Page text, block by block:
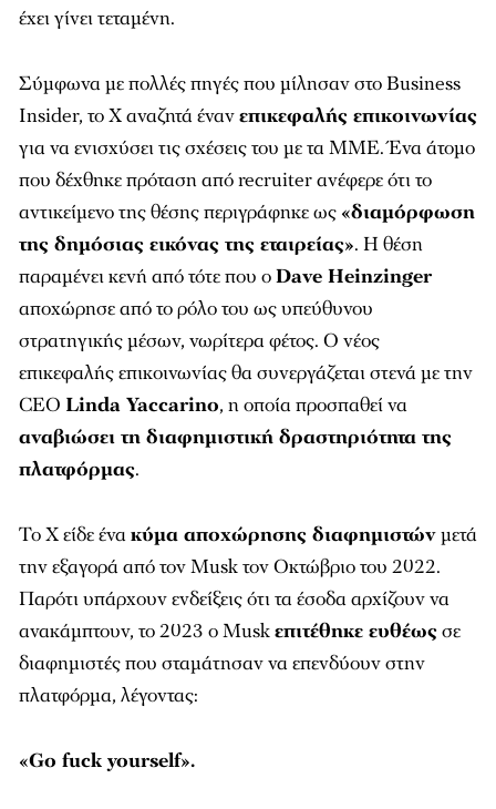
έχει γίνει τεταμένη.
Σύμφωνα με πολλές πηγές που μίλησαν στοBusiness
Insider, το X αναζητά ένανεπικεφαλής επικοινωνίας
για να ενισχύσει τις σχέσεις του με τα ΜΜΕ. Ένα άτομο
που δέχθηκε πρόταση από recruiter ανέφερε ότι το
αντικείμενο της θέσης περιγράφηκε ως «διαμόρφωση
της δημόσιας εικόνας της εταιρείας». Η θέση
παραμένει κενή από τότε που οDave Heinzinger
αποχώρησε από το ρόλο του ως υπεύθυνου
στρατηγικής μέσων, νωρίτερα φέτος. Ο νέος
επικεφαλής επικοινωνίας θα συνεργάζεται στενά με την
CEO Linda Yaccarino, η οποία προσπαθεί να
αναβιώσει τη διαφημιστική δραστηριότητα της
πλατφόρμας.
Το X είδε ένακύμα αποχώρησης διαφημιστώνμετά
την εξαγορά από τον Musk τον Οκτώβριο του 2022.
Παρότι υπάρχουν ενδείξεις ότι τα έσοδα αρχίζουν να
ανακάμπτουν, το 2023 ο Muskεπιτέθηκε ευθέωςσε
διαφημιστές που σταμάτησαν να επενδύουν στην
πλατφόρμα, λέγοντας:
«Go fuck yourself».